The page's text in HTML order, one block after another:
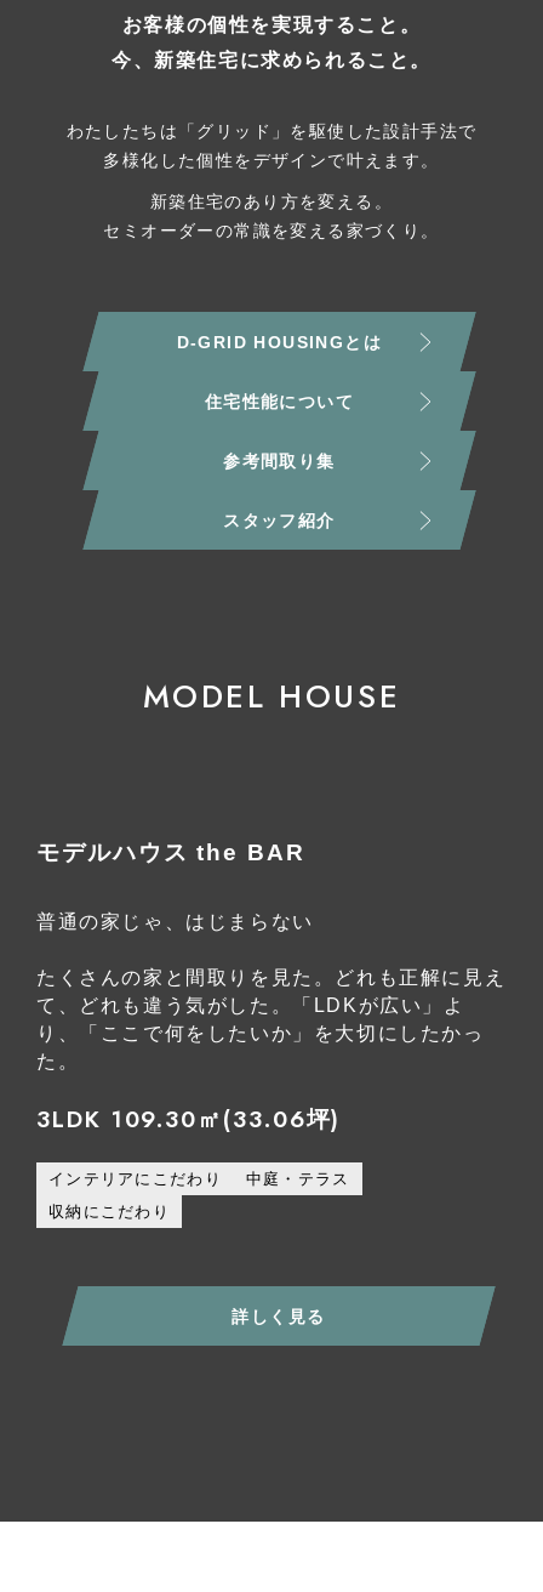
お客様の個性を実現すること。
今、新築住宅に求められること。
わたしたちは「グリッド」を駆使した設計手法で
多様化した個性をデザインで叶えます。
新築住宅のあり方を変える。
セミオーダーの常識を変える家づくり。
D-GRID HOUSINGとは
住宅性能について
参考間取り集
スタッフ紹介
MODEL HOUSE
モデルハウス the BAR
普通の家じゃ、はじまらない
たくさんの家と間取りを見た。どれも正解に見え
て、どれも違う気がした。「LDKが広い」よ
り、「ここで何をしたいか」を大切にしたかっ
た。
3LDK 109.30㎡(33.06坪)
インテリアにこだわり
中庭・テラス
収納にこだわり
詳しく見る